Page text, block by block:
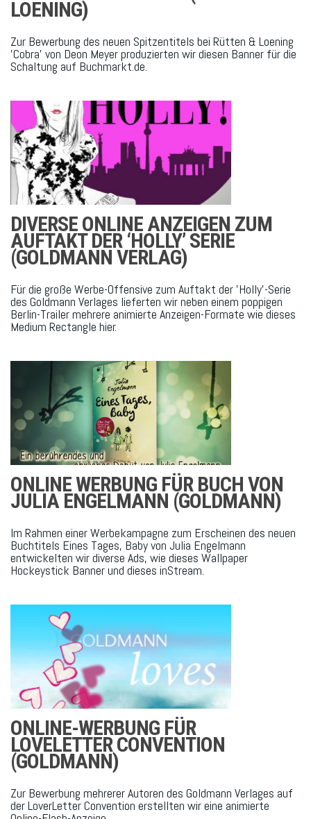
LOENING)
Zur Bewerbung des neuen Spitzentitels bei Rütten & Loening
'Cobra' von Deon Meyer produzierten wir diesen Banner für die
Schaltung auf Buchmarkt.de.
DIVERSE ONLINE ANZEIGEN ZUM
AUFTAKT DER ‘HOLLY’ SERIE
(GOLDMANN VERLAG)
Für die große Werbe-Offensive zum Auftakt der 'Holly'-Serie
des Goldmann Verlages lieferten wir neben einem poppigen
Berlin-Trailer mehrere animierte Anzeigen-Formate wie dieses
Medium Rectangle hier.
ONLINE WERBUNG FÜR BUCH VON
JULIA ENGELMANN (GOLDMANN)
Im Rahmen einer Werbekampagne zum Erscheinen des neuen
Buchtitels Eines Tages, Baby von Julia Engelmann
entwickelten wir diverse Ads, wie dieses Wallpaper
Hockeystick Banner und dieses inStream.
ONLINE-WERBUNG FÜR
LOVELETTER CONVENTION
(GOLDMANN)
Zur Bewerbung mehrerer Autoren des Goldmann Verlages auf
der LoverLetter Convention erstellten wir eine animierte